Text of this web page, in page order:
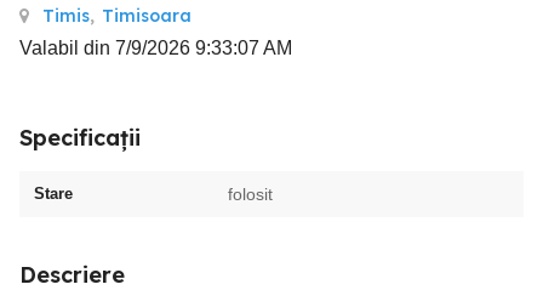
Timis, Timisoara
Valabil din 7/9/2026 9:33:07 AM
Specificații
Stare folosit
Descriere